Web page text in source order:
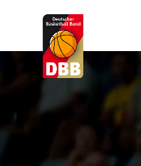
Suchvorschläge
Dolor Sit